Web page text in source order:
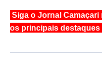
Siga o Jornal
os principais